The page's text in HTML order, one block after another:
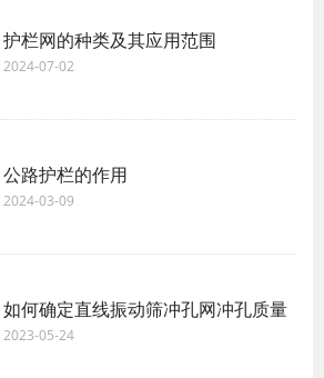
护栏网的种类及其应用范围
2024-07-02
公路护栏的作用
2024-03-09
如何确定直线振动筛冲孔网冲孔质量
2023-05-24